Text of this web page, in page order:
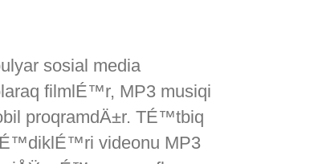
sosial media
filmlÉ™r, MP3 musiqi
proqramdÄ±r. TÉ™tbiq
videonu MP3